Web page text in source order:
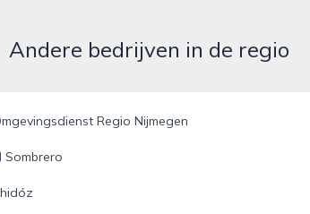
Andere bedrijven in de regio
Regio Nijmegen
Sombrero